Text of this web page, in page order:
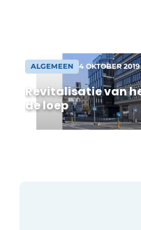
Vacatures
Video’s
Werben
ALGEMEEN 4 OKTOBER 2019
Revitalisatie van
de loep